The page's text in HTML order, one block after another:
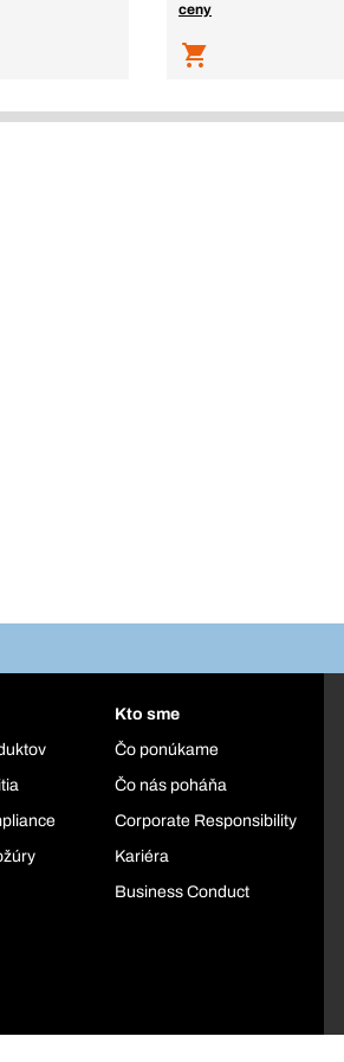
ceny
Kto sme
Čo ponúkame
Čo nás poháňa
Corporate Responsibility
Kariéra
Business Conduct